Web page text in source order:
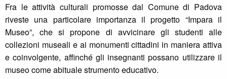
Fra le attività culturali promosse dal Comune di Padova
riveste una particolare importanza il progetto “Impara il
Museo”, che si propone di avvicinare gli studenti alle
collezioni museali e ai monumenti cittadini in maniera attiva
e coinvolgente, affinché gli insegnanti possano utilizzare il
museo come abituale strumento educativo.